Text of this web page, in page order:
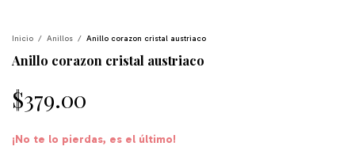
Inicio / Anillos / Anillo corazon cristal austriaco
Anillo corazon cristal austriaco
$379.00
¡No te lo pierdas, es el último!